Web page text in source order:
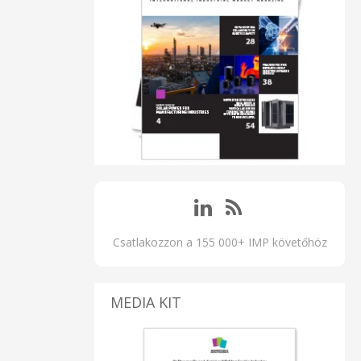
Csatlakozzon a 155 000+ IMP követőhöz
MEDIA KIT